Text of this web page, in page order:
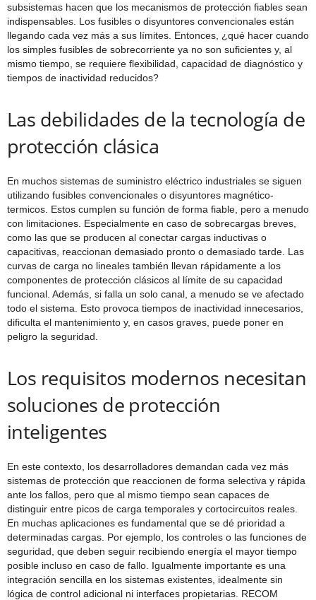
subsistemas hacen que los mecanismos de protección fiables sean
indispensables. Los fusibles o disyuntores convencionales están
llegando cada vez más a sus límites. Entonces, ¿qué hacer cuando
los simples fusibles de sobrecorriente ya no son suficientes y, al
mismo tiempo, se requiere flexibilidad, capacidad de diagnóstico y
tiempos de inactividad reducidos?
Las debilidades de la tecnología de
protección clásica
En muchos sistemas de suministro eléctrico industriales se siguen
utilizando fusibles convencionales o disyuntores magnético-
termicos. Estos cumplen su función de forma fiable, pero a menudo
con limitaciones. Especialmente en caso de sobrecargas breves,
como las que se producen al conectar cargas inductivas o
capacitivas, reaccionan demasiado pronto o demasiado tarde. Las
curvas de carga no lineales también llevan rápidamente a los
componentes de protección clásicos al límite de su capacidad
funcional. Además, si falla un solo canal, a menudo se ve afectado
todo el sistema. Esto provoca tiempos de inactividad innecesarios,
dificulta el mantenimiento y, en casos graves, puede poner en
peligro la seguridad.
Los requisitos modernos necesitan
soluciones de protección
inteligentes
En este contexto, los desarrolladores demandan cada vez más
sistemas de protección que reaccionen de forma selectiva y rápida
ante los fallos, pero que al mismo tiempo sean capaces de
distinguir entre picos de carga temporales y cortocircuitos reales.
En muchas aplicaciones es fundamental que se dé prioridad a
determinadas cargas. Por ejemplo, los controles o las funciones de
seguridad, que deben seguir recibiendo energía el mayor tiempo
posible incluso en caso de fallo. Igualmente importante es una
integración sencilla en los sistemas existentes, idealmente sin
lógica de control adicional ni interfaces propietarias. RECOM